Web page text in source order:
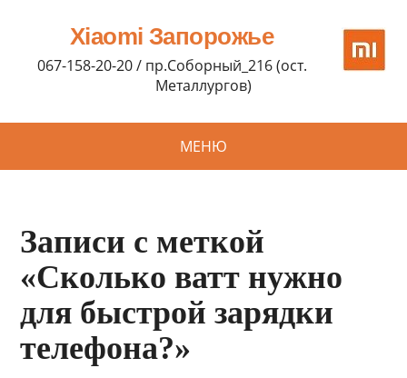
Xiaomi Запорожье
067-158-20-20 / пр.Соборный_216 (ост.
Металлургов)
МЕНЮ
Записи с меткой
«Сколько ватт нужно
для быстрой зарядки
телефона?»